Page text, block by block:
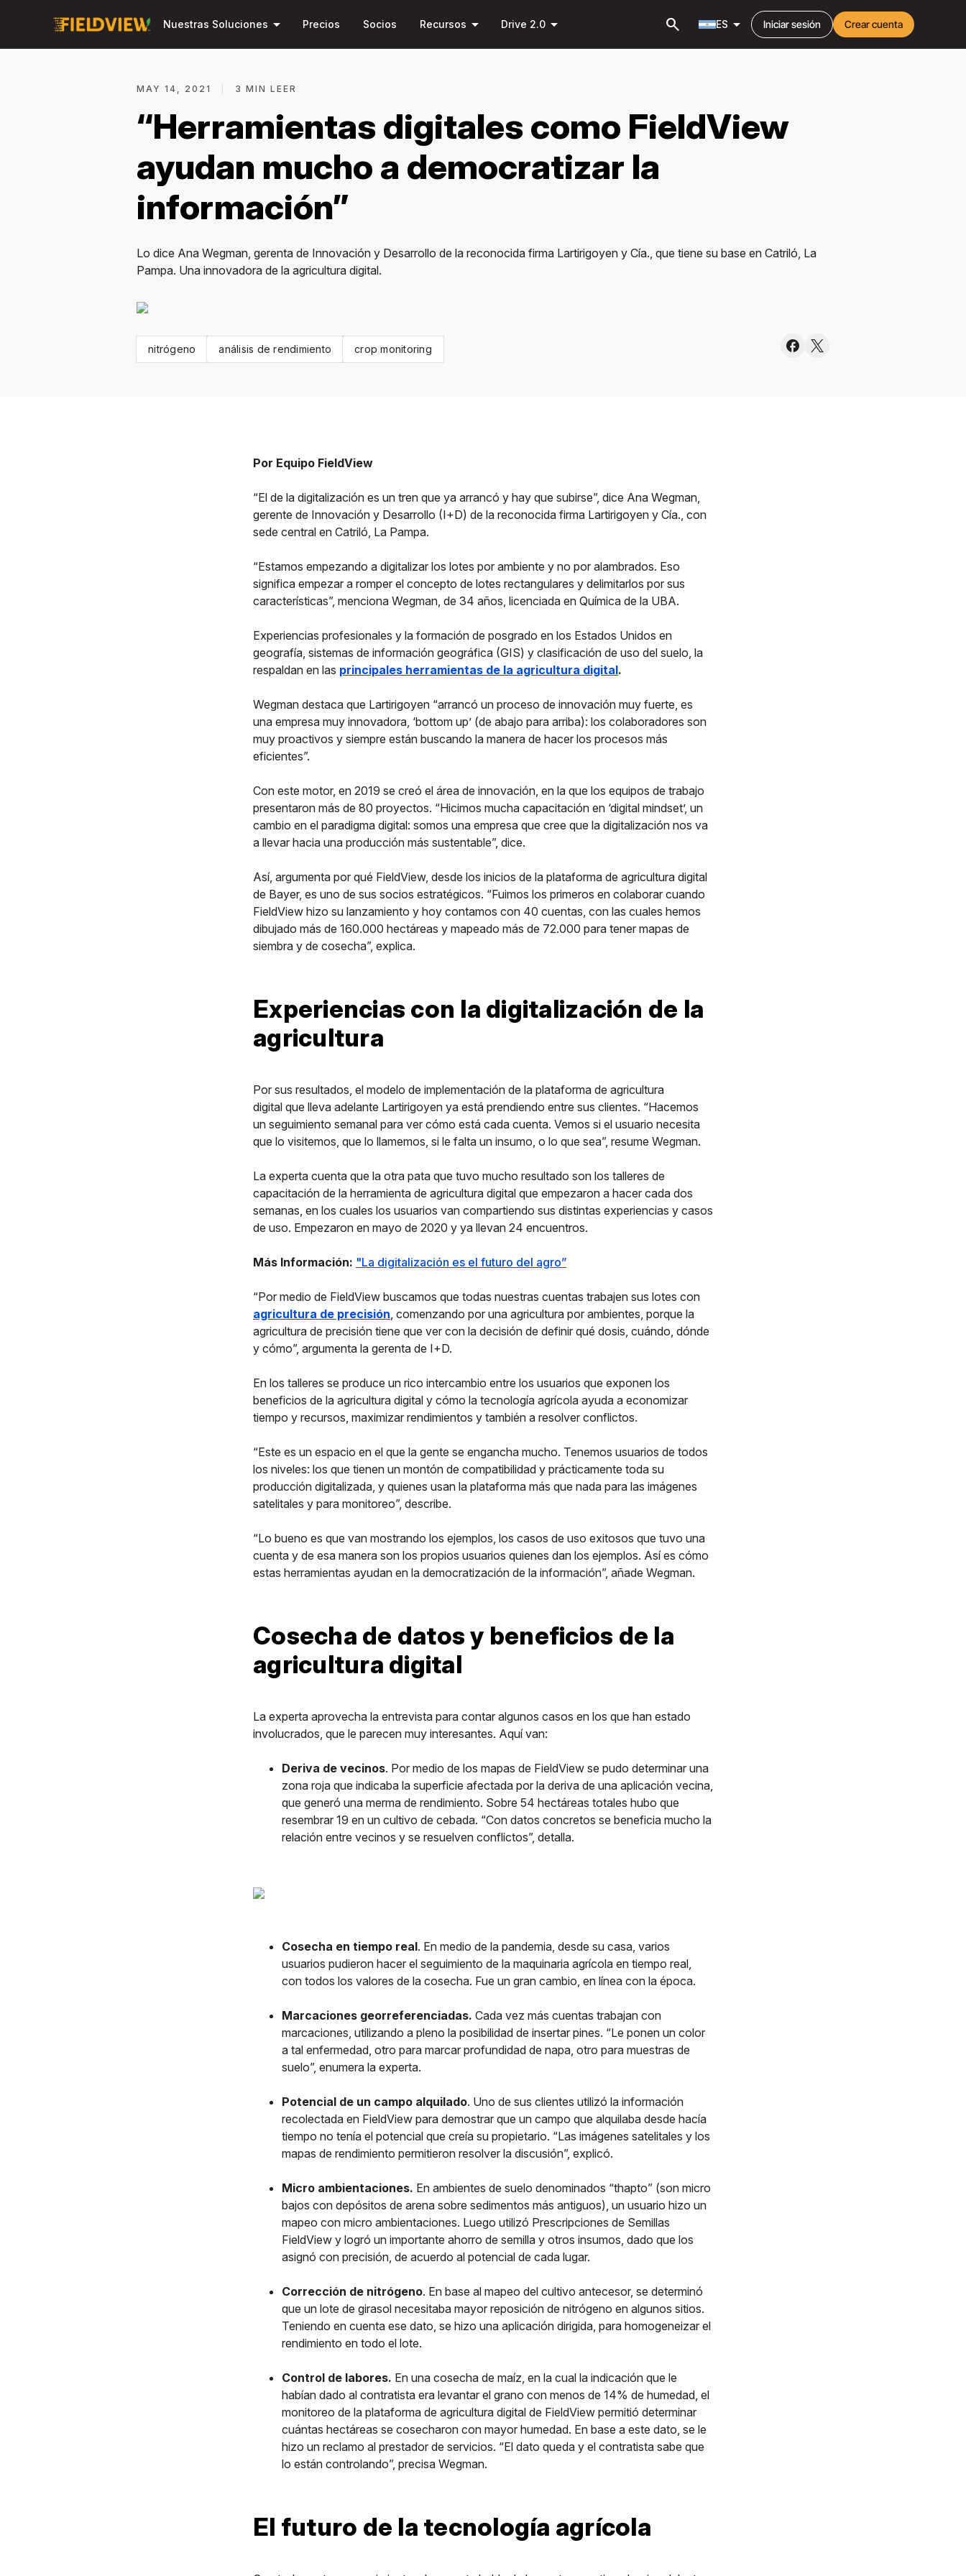
contenido
Nuestras Soluciones arrow_drop_down Precios Socios Recursos arrow_drop_down Drive 2.0arrow_drop_down search ES arrow_drop_down Iniciar sesión Crear cuenta
MAY 14, 2021 3 MIN LEER
“Herramientas digitales como FieldView
ayudan mucho a democratizar la
información”
Lo dice Ana Wegman, gerenta de Innovación y Desarrollo de la reconocida firma Lartirigoyen y Cía., que tiene su base en Catriló, La
Pampa. Una innovadora de la agricultura digital.
nitrógeno análisis de rendimiento crop monitoring
Por Equipo FieldView
“El de la digitalización es un tren que ya arrancó y hay que subirse”, dice Ana Wegman,
gerente de Innovación y Desarrollo (I+D) de la reconocida firma Lartirigoyen y Cía., con
sede central en Catriló, La Pampa.
“Estamos empezando a digitalizar los lotes por ambiente y no por alambrados. Eso
significa empezar a romper el concepto de lotes rectangulares y delimitarlos por sus
características”, menciona Wegman, de 34 años, licenciada en Química de la UBA.
Experiencias profesionales y la formación de posgrado en los Estados Unidos en
geografía, sistemas de información geográfica (GIS) y clasificación de uso del suelo, la
respaldan en las principales herramientas de la agricultura digital.
Wegman destaca que Lartirigoyen “arrancó un proceso de innovación muy fuerte, es
una empresa muy innovadora, ‘bottom up’ (de abajo para arriba): los colaboradores son
muy proactivos y siempre están buscando la manera de hacer los procesos más
eficientes”.
Con este motor, en 2019 se creó el área de innovación, en la que los equipos de trabajo
presentaron más de 80 proyectos. “Hicimos mucha capacitación en ‘digital mindset’, un
cambio en el paradigma digital: somos una empresa que cree que la digitalización nos va
a llevar hacia una producción más sustentable”, dice.
Así, argumenta por qué FieldView, desde los inicios de la plataforma de agricultura digital
de Bayer, es uno de sus socios estratégicos. “Fuimos los primeros en colaborar cuando
FieldView hizo su lanzamiento y hoy contamos con 40 cuentas, con las cuales hemos
dibujado más de 160.000 hectáreas y mapeado más de 72.000 para tener mapas de
siembra y de cosecha”, explica.
Experiencias con la digitalización de la
agricultura
Por sus resultados, el modelo de implementación de la plataforma de agricultura
digital que lleva adelante Lartirigoyen ya está prendiendo entre sus clientes. “Hacemos
un seguimiento semanal para ver cómo está cada cuenta. Vemos si el usuario necesita
que lo visitemos, que lo llamemos, si le falta un insumo, o lo que sea”, resume Wegman.
La experta cuenta que la otra pata que tuvo mucho resultado son los talleres de
capacitación de la herramienta de agricultura digital que empezaron a hacer cada dos
semanas, en los cuales los usuarios van compartiendo sus distintas experiencias y casos
de uso. Empezaron en mayo de 2020 y ya llevan 24 encuentros.
Más Información: "La digitalización es el futuro del agro”
“Por medio de FieldView buscamos que todas nuestras cuentas trabajen sus lotes con
agricultura de precisión, comenzando por una agricultura por ambientes, porque la
agricultura de precisión tiene que ver con la decisión de definir qué dosis, cuándo, dónde
y cómo”, argumenta la gerenta de I+D.
En los talleres se produce un rico intercambio entre los usuarios que exponen los
beneficios de la agricultura digital y cómo la tecnología agrícola ayuda a economizar
tiempo y recursos, maximizar rendimientos y también a resolver conflictos.
“Este es un espacio en el que la gente se engancha mucho. Tenemos usuarios de todos
los niveles: los que tienen un montón de compatibilidad y prácticamente toda su
producción digitalizada, y quienes usan la plataforma más que nada para las imágenes
satelitales y para monitoreo”, describe.
“Lo bueno es que van mostrando los ejemplos, los casos de uso exitosos que tuvo una
cuenta y de esa manera son los propios usuarios quienes dan los ejemplos. Así es cómo
estas herramientas ayudan en la democratización de la información”, añade Wegman.
Cosecha de datos y beneficios de la
agricultura digital
La experta aprovecha la entrevista para contar algunos casos en los que han estado
involucrados, que le parecen muy interesantes. Aquí van:
Deriva de vecinos. Por medio de los mapas de FieldView se pudo determinar una
zona roja que indicaba la superficie afectada por la deriva de una aplicación vecina,
que generó una merma de rendimiento. Sobre 54 hectáreas totales hubo que
resembrar 19 en un cultivo de cebada. “Con datos concretos se beneficia mucho la
relación entre vecinos y se resuelven conflictos”, detalla.
Cosecha en tiempo real. En medio de la pandemia, desde su casa, varios
usuarios pudieron hacer el seguimiento de la maquinaria agrícola en tiempo real,
con todos los valores de la cosecha. Fue un gran cambio, en línea con la época.
Marcaciones georreferenciadas. Cada vez más cuentas trabajan con
marcaciones, utilizando a pleno la posibilidad de insertar pines. “Le ponen un color
a tal enfermedad, otro para marcar profundidad de napa, otro para muestras de
suelo”, enumera la experta.
Potencial de un campo alquilado. Uno de sus clientes utilizó la información
recolectada en FieldView para demostrar que un campo que alquilaba desde hacía
tiempo no tenía el potencial que creía su propietario. “Las imágenes satelitales y los
mapas de rendimiento permitieron resolver la discusión”, explicó.
Micro ambientaciones. En ambientes de suelo denominados “thapto” (son micro
bajos con depósitos de arena sobre sedimentos más antiguos), un usuario hizo un
mapeo con micro ambientaciones. Luego utilizó Prescripciones de Semillas
FieldView y logró un importante ahorro de semilla y otros insumos, dado que los
asignó con precisión, de acuerdo al potencial de cada lugar.
Corrección de nitrógeno. En base al mapeo del cultivo antecesor, se determinó
que un lote de girasol necesitaba mayor reposición de nitrógeno en algunos sitios.
Teniendo en cuenta ese dato, se hizo una aplicación dirigida, para homogeneizar el
rendimiento en todo el lote.
Control de labores. En una cosecha de maíz, en la cual la indicación que le
habían dado al contratista era levantar el grano con menos de 14% de humedad, el
monitoreo de la plataforma de agricultura digital de FieldView permitió determinar
cuántas hectáreas se cosecharon con mayor humedad. En base a este dato, se le
hizo un reclamo al prestador de servicios. “El dato queda y el contratista sabe que
lo están controlando”, precisa Wegman.
El futuro de la tecnología agrícola